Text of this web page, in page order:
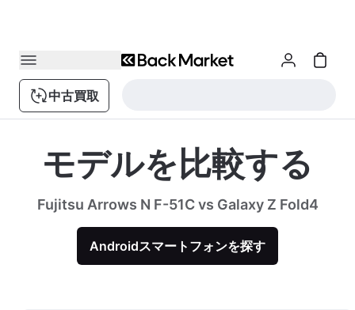
中古買取
モデルを比較する
Fujitsu Arrows N F-51C vs Galaxy Z Fold4
Androidスマートフォンを探す